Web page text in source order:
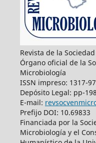
Revista de la
Órgano oficial de la
Microbiología
ISSN impreso: 1317-
Depósito Legal: pp-
E-mail:
Prefijo DOI: 10.69833
Financiada por la
Microbiología y el